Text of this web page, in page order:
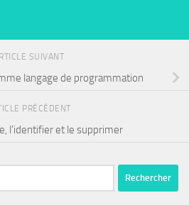
SUIVANT
langage de programmation
PRÉCÉDENT
l’identifier et le supprimer